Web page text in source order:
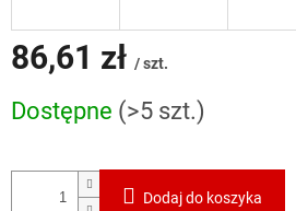
86,61 zł / szt.
jednostkowa:
Dostępne (>5 szt.)
Dodaj do koszyka